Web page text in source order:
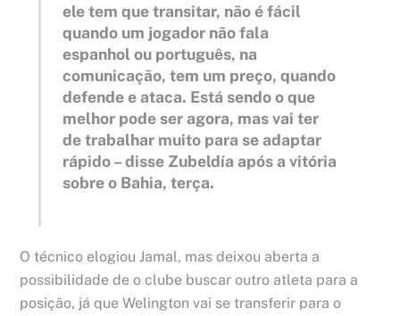
ele tem que transitar, não é fácil
quando um jogador não fala
espanhol ou português, na
comunicação, tem um preço, quando
defende e ataca. Está sendo o que
melhor pode ser agora, mas vai ter
de trabalhar muito para se adaptar
rápido – disse Zubeldía após a vitória
sobre o Bahia, terça.
O técnico elogiou Jamal, mas deixou aberta a
possibilidade de o clube buscar outro atleta para a
posição, já que Welington vai se transferir para o